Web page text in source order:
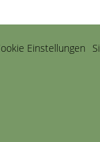
Einstellungen